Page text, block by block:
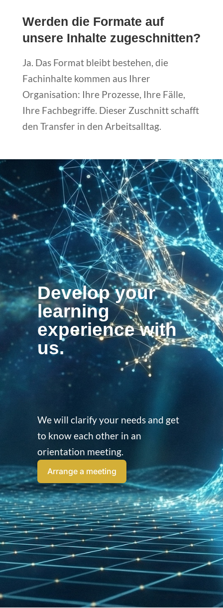
Werden die Formate auf
unsere Inhalte zugeschnitten?
Ja. Das Format bleibt bestehen, die
Fachinhalte kommen aus Ihrer
Organisation: Ihre Prozesse, Ihre Fälle,
Ihre Fachbegriffe. Dieser Zuschnitt schafft
den Transfer in den Arbeitsalltag.
Develop your
learning
experience with
us.
We will clarify your needs and get
to know each other in an
orientation meeting.
Arrange a meeting